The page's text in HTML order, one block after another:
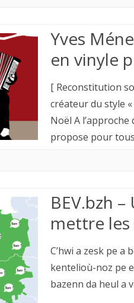
Yves
en vinyle
[ Reconstitution
créateur du style
Noël A
propose pour
BEV.bzh
mettre
C’hwi a zesk pe
kentelioù-noz pe
bazenn da heul a